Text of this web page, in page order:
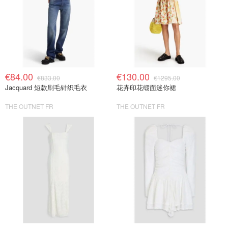
€84.00 €833.00
Jacquard 短款刷毛针织毛衣
THE OUTNET FR
€130.00 €1295.00
花卉印花缎面迷你裙
THE OUTNET FR